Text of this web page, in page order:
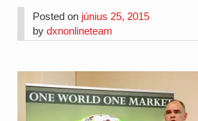
Posted on június 25, 2015
bydxnonlineteam